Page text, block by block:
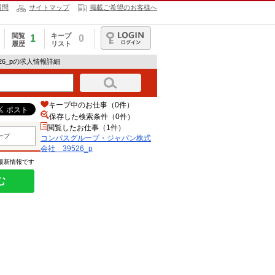
問 サイトマップ 掲載ご希望のお客様へ
閲覧
履歴
1
キープ
リスト
0
ログイン
の求人情報詳細
プ
新情報です
キープ中のお仕事（0件）
保存した検索条件（0件）
閲覧したお仕事（1件）
コンパスグループ・ジャパン株式
会社 39526_p